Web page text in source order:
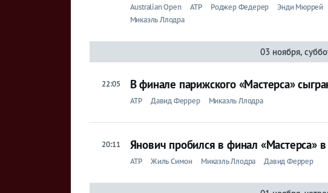
Australian Open ATP Роджер Федерер Энди Мюррей
Микаэль Ллодра
03 ноября,
22:05 В финале парижского «Мастерса»
ATP Давид Феррер Микаэль Ллодра
20:11 Янович пробился в финал «Мастерса»
ATP Жиль Симон Микаэль Ллодра Давид Феррер